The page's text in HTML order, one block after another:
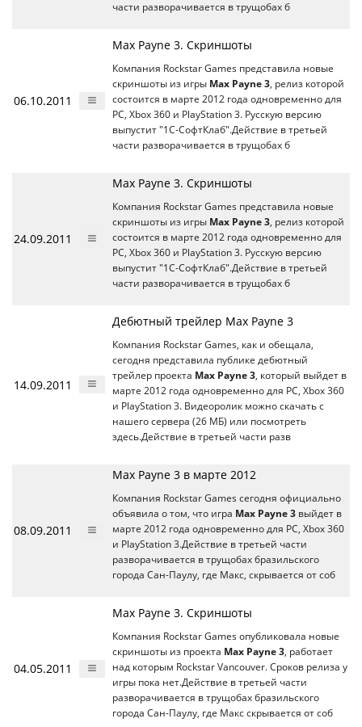
части разворачивается в трущобах б
06.10.2011
Max Payne 3. Скриншоты
Компания Rockstar Games представила новые
скриншоты из игры Max Payne 3, релиз которой
состоится в марте 2012 года одновременно для
РС, Xbox 360 и PlayStation 3. Русскую версию
выпустит "1С-СофтКлаб".Действие в третьей
части разворачивается в трущобах б
24.09.2011
Max Payne 3. Скриншоты
Компания Rockstar Games представила новые
скриншоты из игры Max Payne 3, релиз которой
состоится в марте 2012 года одновременно для
РС, Xbox 360 и PlayStation 3. Русскую версию
выпустит "1С-СофтКлаб".Действие в третьей
части разворачивается в трущобах б
14.09.2011
Дебютный трейлер Max Payne 3
Компания Rockstar Games, как и обещала,
сегодня представила публике дебютный
трейлер проекта Max Payne 3, который выйдет в
марте 2012 года одновременно для РС, Xbox 360
и PlayStation 3. Видеоролик можно скачать с
нашего сервера (26 МБ) или посмотреть
здесь.Действие в третьей части разв
08.09.2011
Max Payne 3 в марте 2012
Компания Rockstar Games сегодня официально
объявила о том, что игра Max Payne 3 выйдет в
марте 2012 года одновременно для РС, Xbox 360
и PlayStation 3.Действие в третьей части
разворачивается в трущобах бразильского
города Сан-Паулу, где Макс, скрывается от соб
04.05.2011
Max Payne 3. Скриншоты
Компания Rockstar Games опубликовала новые
скриншоты из проекта Max Payne 3, работает
над которым Rockstar Vancouver. Сроков релиза у
игры пока нет.Действие в третьей части
разворачивается в трущобах бразильского
города Сан-Паулу, где Макс скрывается от соб